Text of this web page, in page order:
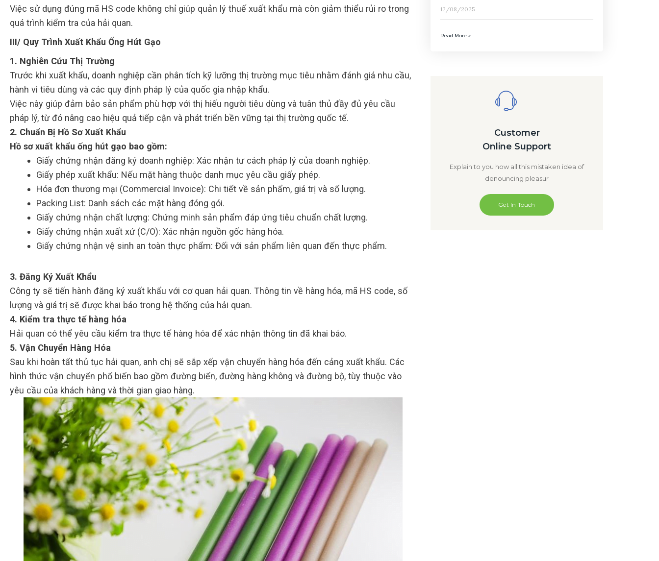
Việc sử dụng đúng mã HS code không chỉ giúp quản lý thuế xuất khẩu mà còn giảm thiểu rủi ro trong
quá trình kiểm tra của hải quan.
III/ Quy Trình Xuất Khẩu Ống Hút Gạo
1. Nghiên Cứu Thị Trường
Trước khi xuất khẩu, doanh nghiệp cần phân tích kỹ lưỡng thị trường mục tiêu nhằm đánh giá nhu cầu,
hành vi tiêu dùng và các quy định pháp lý của quốc gia nhập khẩu.
Việc này giúp đảm bảo sản phẩm phù hợp với thị hiếu người tiêu dùng và tuân thủ đầy đủ yêu cầu
pháp lý, từ đó nâng cao hiệu quả tiếp cận và phát triển bền vững tại thị trường quốc tế.
2. Chuẩn Bị Hồ Sơ Xuất Khẩu
Hồ sơ xuất khẩu ống hút gạo bao gồm:
Giấy chứng nhận đăng ký doanh nghiệp: Xác nhận tư cách pháp lý của doanh nghiệp.
Giấy phép xuất khẩu: Nếu mặt hàng thuộc danh mục yêu cầu giấy phép.
Hóa đơn thương mại (Commercial Invoice): Chi tiết về sản phẩm, giá trị và số lượng.
Packing List: Danh sách các mặt hàng đóng gói.
Giấy chứng nhận chất lượng: Chứng minh sản phẩm đáp ứng tiêu chuẩn chất lượng.
Giấy chứng nhận xuất xứ (C/O): Xác nhận nguồn gốc hàng hóa.
Giấy chứng nhận vệ sinh an toàn thực phẩm: Đối với sản phẩm liên quan đến thực phẩm.
3. Đăng Ký Xuất Khẩu
Công ty sẽ tiến hành đăng ký xuất khẩu với cơ quan hải quan. Thông tin về hàng hóa, mã HS code, số
lượng và giá trị sẽ được khai báo trong hệ thống của hải quan.
4. Kiểm tra thực tế hàng hóa
Hải quan có thể yêu cầu kiểm tra thực tế hàng hóa để xác nhận thông tin đã khai báo.
5. Vận Chuyển Hàng Hóa
Sau khi hoàn tất thủ tục hải quan, anh chị sẽ sắp xếp vận chuyển hàng hóa đến cảng xuất khẩu. Các
hình thức vận chuyển phổ biến bao gồm đường biển, đường hàng không và đường bộ, tùy thuộc vào
yêu cầu của khách hàng và thời gian giao hàng.
12/08/2025
Read More »
Customer
Online Support
Explain to you how all this mistaken idea of
denouncing pleasur
Get In Touch